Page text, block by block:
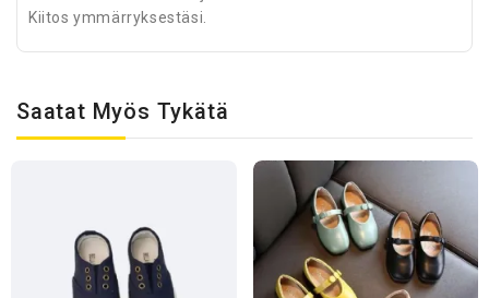
Kiitos ymmärryksestäsi.
Saatat Myös Tykätä